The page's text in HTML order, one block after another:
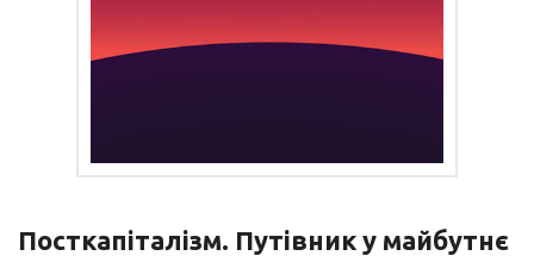
Посткапіталізм. Путівник у майбутнє